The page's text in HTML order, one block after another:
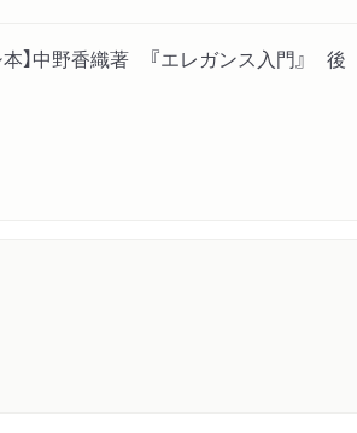
本】中野香織著 『エレガンス入門』 後